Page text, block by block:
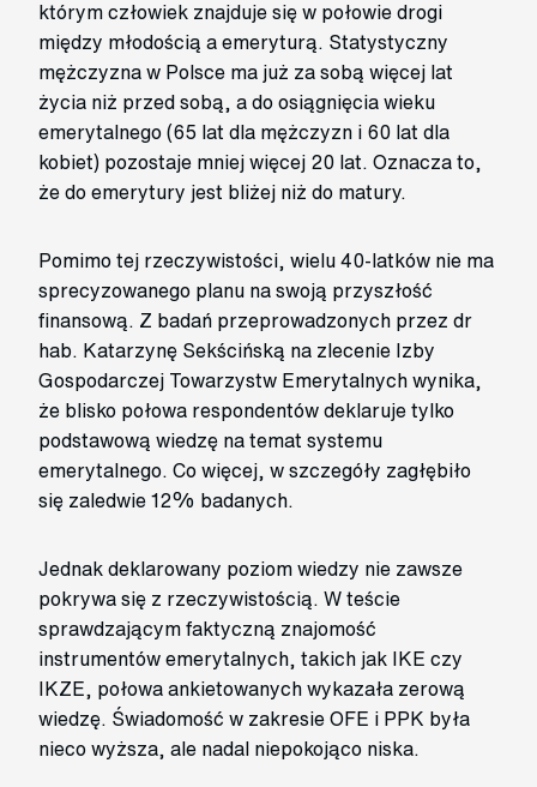
którym człowiek znajduje się w połowie drogi
między młodością a emeryturą. Statystyczny
mężczyzna w Polsce ma już za sobą więcej lat
życia niż przed sobą, a do osiągnięcia wieku
emerytalnego (65 lat dla mężczyzn i 60 lat dla
kobiet) pozostaje mniej więcej 20 lat. Oznacza to,
że do emerytury jest bliżej niż do matury.
Pomimo tej rzeczywistości, wielu 40-latków nie ma
sprecyzowanego planu na swoją przyszłość
finansową. Z badań przeprowadzonych przez dr
hab. Katarzynę Sekścińską na zlecenie Izby
Gospodarczej Towarzystw Emerytalnych wynika,
że blisko połowa respondentów deklaruje tylko
podstawową wiedzę na temat systemu
emerytalnego. Co więcej, w szczegóły zagłębiło
się zaledwie 12% badanych.
Jednak deklarowany poziom wiedzy nie zawsze
pokrywa się z rzeczywistością. W teście
sprawdzającym faktyczną znajomość
instrumentów emerytalnych, takich jak IKE czy
IKZE, połowa ankietowanych wykazała zerową
wiedzę. Świadomość w zakresie OFE i PPK była
nieco wyższa, ale nadal niepokojąco niska.